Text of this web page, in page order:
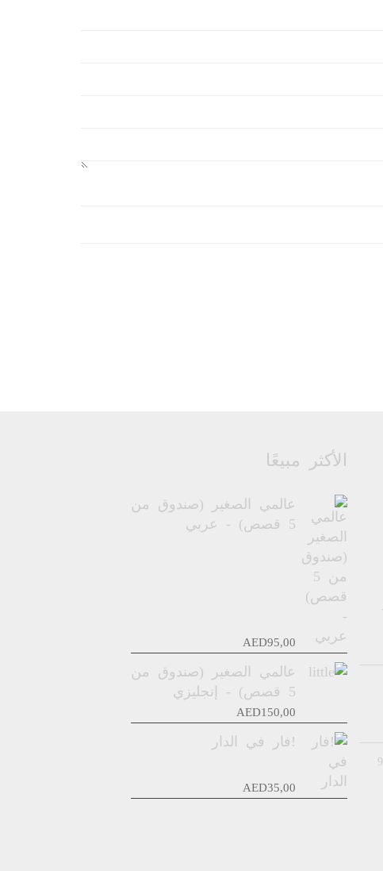
الأكثر مبيعًا
عالمي الصغير (صندوق من
5 قصص) - عربي
AED95,00
عالمي الصغير (صندوق من
5 قصص) - إنجليزي
AED150,00
!فار في الدار
AED35,00